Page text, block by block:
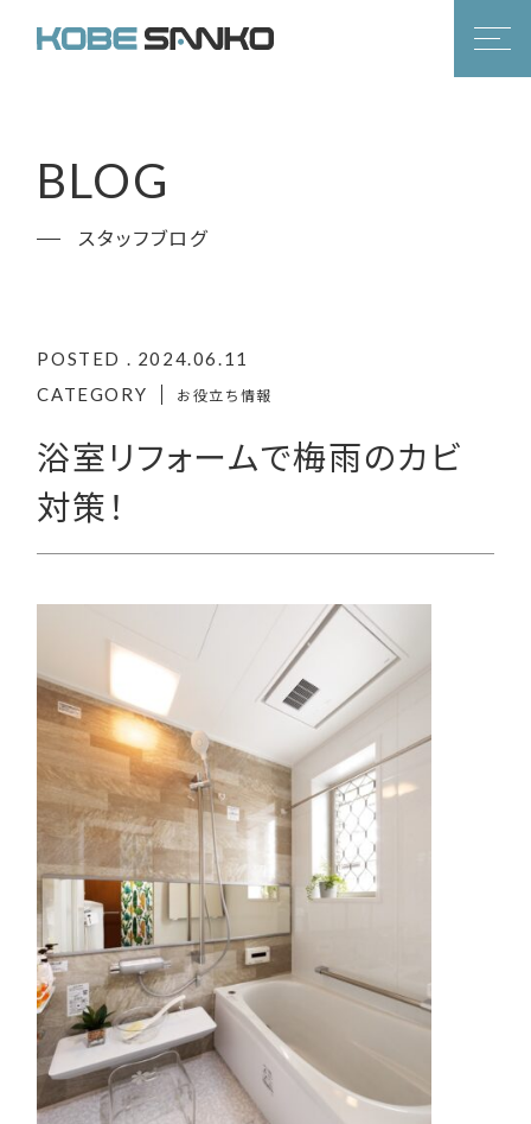
BLOG
スタッフブログ
POSTED . 2024.06.11
CATEGORY
お役立ち情報
浴室リフォームで梅雨のカビ
対策！